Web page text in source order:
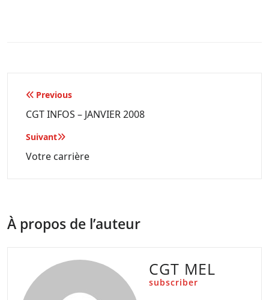
Navigation
de
l’article
Previous
CGT INFOS – JANVIER 2008
Suivant
Votre carrière
À propos de l’auteur
CGT MEL
subscriber